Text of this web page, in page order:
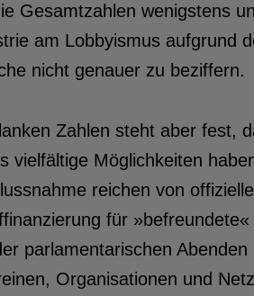
Gesamtzahlen wenigstens
am Lobbyismus aufgrund
nicht genauer zu beziffern.
Zahlen steht aber fest,
vielfältige Möglichkeiten
reichen von
für
parlamentarischen
Organisationen und